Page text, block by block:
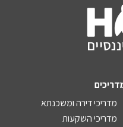
מדריכי דירה ומשכנתא
מדריכי השקעות